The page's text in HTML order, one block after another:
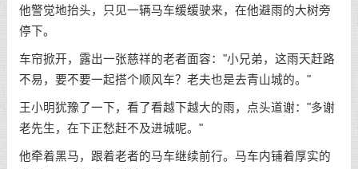
他警觉地抬头，只见一辆马车缓缓驶来，在他避雨的大树旁
停下。
车帘掀开，露出一张慈祥的老者面容："小兄弟，这雨天赶路
不易，要不要一起搭个顺风车？老夫也是去青山城的。"
王小明犹豫了一下，看了看越下越大的雨，点头道谢："多谢
老先生，在下正愁赶不及进城呢。"
他牵着黑马，跟着老者的马车继续前行。马车内铺着厚实的